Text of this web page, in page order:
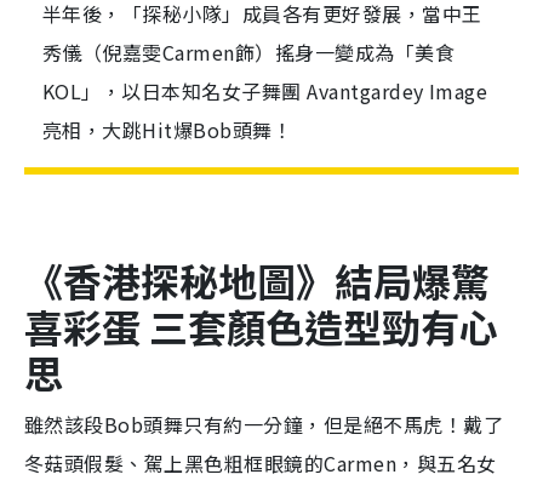
半年後，「探秘小隊」成員各有更好發展，當中王
秀儀（倪嘉雯Carmen飾）搖身一變成為「美食
KOL」，以日本知名女子舞團 Avantgardey Image
亮相，大跳Hit爆Bob頭舞！
《香港探秘地圖》結局爆驚
喜彩蛋三套顏色造型勁有心
思
雖然該段Bob頭舞只有約一分鐘，但是絕不馬虎！戴了
冬菇頭假髮、駕上黑色粗框眼鏡的Carmen，與五名女